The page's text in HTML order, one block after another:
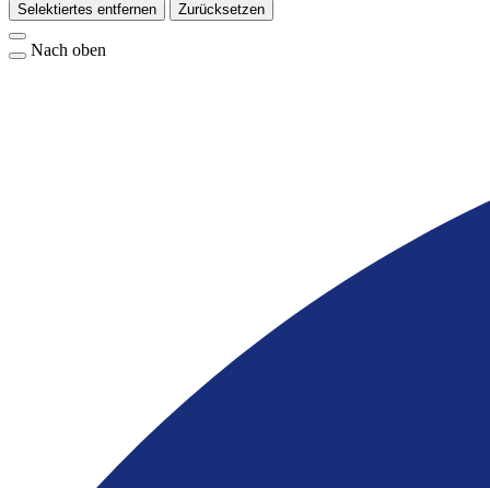
Selektiertes entfernen Zurücksetzen
Nach oben